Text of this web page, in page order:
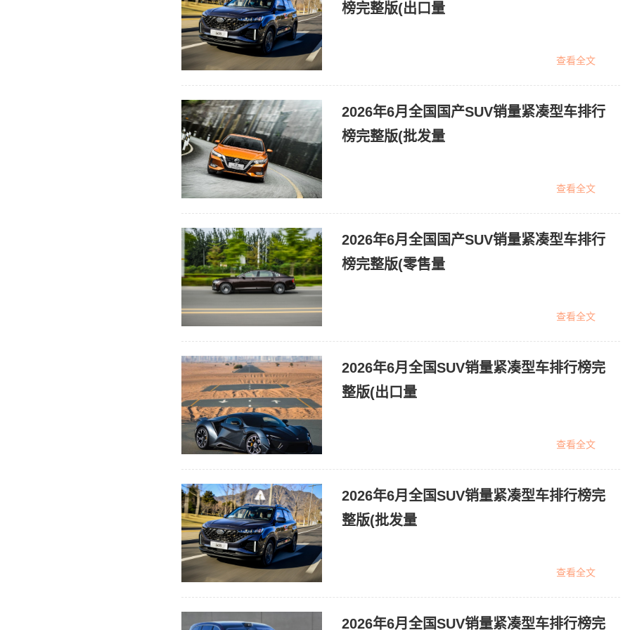
榜完整版(出口量
查看全文
2026年6月全国国产SUV销量紧凑型车排行
榜完整版(批发量
查看全文
2026年6月全国国产SUV销量紧凑型车排行
榜完整版(零售量
查看全文
2026年6月全国SUV销量紧凑型车排行榜完
整版(出口量
查看全文
2026年6月全国SUV销量紧凑型车排行榜完
整版(批发量
查看全文
2026年6月全国SUV销量紧凑型车排行榜完